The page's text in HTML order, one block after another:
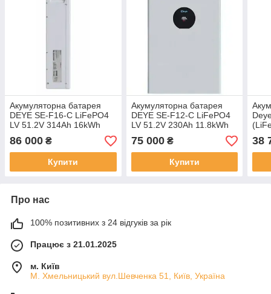
Акумуляторна батарея
DEYE SE-F16-C LiFePO4
LV 51.2V 314Ah 16kWh
86 000 ₴
Купити
Акумуляторна батарея
DEYE SE-F12-C LiFePO4
LV 51.2V 230Ah 11.8kWh
(SE-F12-C)
75 000₴
Купити
38
Про нас
100% позитивних з 24 відгуків за рік
Працює з 21.01.2025
м. Київ
М. Хмельницький вул.Шевченка 51, Київ, Україна